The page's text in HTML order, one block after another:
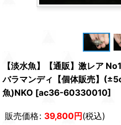
【淡水魚】【通販】激レア
バラマンディ【個体販売】
魚)NKO [ac36-60330010]
販売価格: 39,800円(税込)